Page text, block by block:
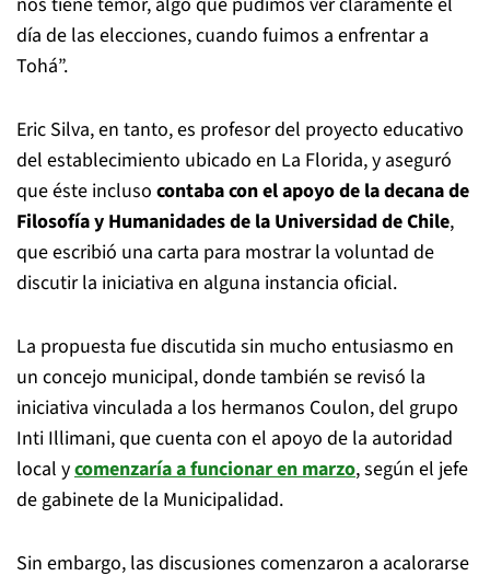
día de las elecciones, cuando fuimos a enfrentar a
Tohá”.
Eric Silva, en tanto, es profesor del proyecto educativo
del establecimiento ubicado en La Florida, y aseguró
que éste incluso contaba con el apoyo de la decana de
Filosofía y Humanidades de la Universidad de Chile,
que escribió una carta para mostrar la voluntad de
discutir la iniciativa en alguna instancia oficial.
La propuesta fue discutida sin mucho entusiasmo en
un concejo municipal, donde también se revisó la
iniciativa vinculada a los hermanos Coulon, del grupo
Inti Illimani, que cuenta con el apoyo de la autoridad
local ycomenzaría a funcionar en marzo, según el jefe
de gabinete de la Municipalidad.
Sin embargo, las discusiones comenzaron a acalorarse